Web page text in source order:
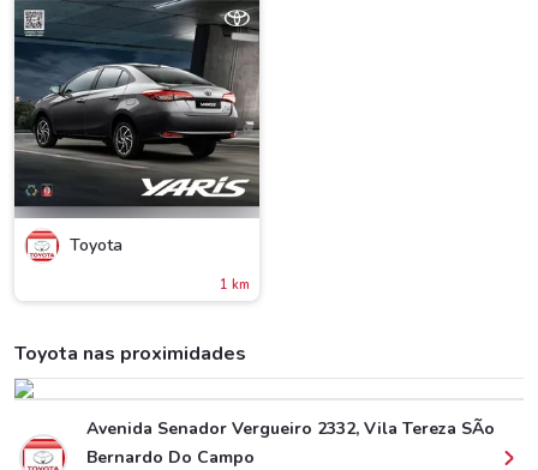
Toyota
1 km
Toyota nas proximidades
Avenida Senador Vergueiro 2332, Vila Tereza SÃo
Bernardo Do Campo